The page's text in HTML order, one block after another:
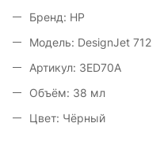
Бренд: HP
Модель: DesignJet 712
Артикул: 3ED70A
Объём: 38 мл
Цвет: Чёрный